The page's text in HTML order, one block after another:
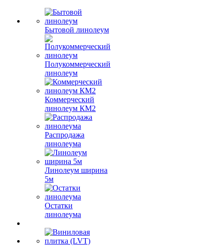
Бытовой линолеум
Полукоммерческий
линолеум
Коммерческий
линолеум КМ2
Распродажа
линолеума
Линолеум ширина
5м
Остатки
линолеума